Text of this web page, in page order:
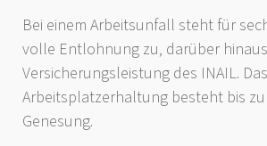
Bei einem Arbeitsunfall steht für
volle Entlohnung zu, darüber
Versicherungsleistung des INAIL.
Arbeitsplatzerhaltung besteht bis
Genesung.